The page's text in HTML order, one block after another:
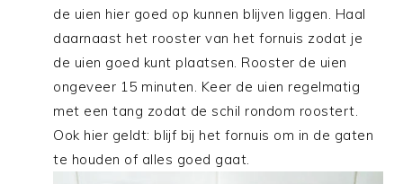
de uien hier goed op kunnen blijven liggen. Haal
daarnaast het rooster van het fornuis zodat je
de uien goed kunt plaatsen. Rooster de uien
ongeveer 15 minuten. Keer de uien regelmatig
met een tang zodat de schil rondom roostert.
Ook hier geldt: blijf bij het fornuis om in de gaten
te houden of alles goed gaat.